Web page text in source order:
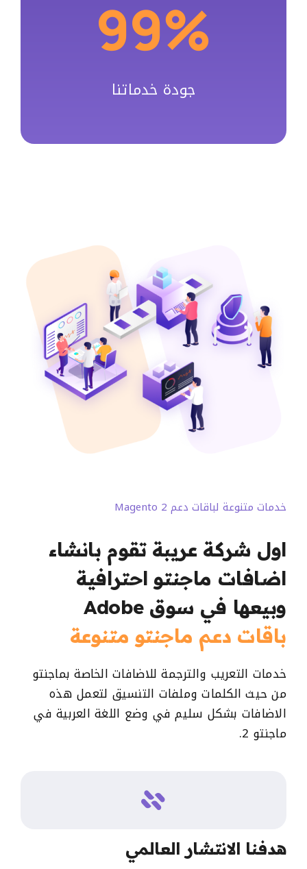
99%
جودة خدماتنا
خدمات متنوعة لباقات دعم Magento 2
اول شركة عريبة تقوم بانشاء
اضافات ماجنتو احترافية
وبيعها في سوق Adobe
باقات دعم ماجنتو متنوعة
خدمات التعريب والترجمة للاضافات الخاصة بماجنتو
من حيث الكلمات وملفات التنسيق لتعمل هذه
الاضافات بشكل سليم في وضع اللغة العربية في
ماجنتو 2.
هدفنا الانتشار العالمي